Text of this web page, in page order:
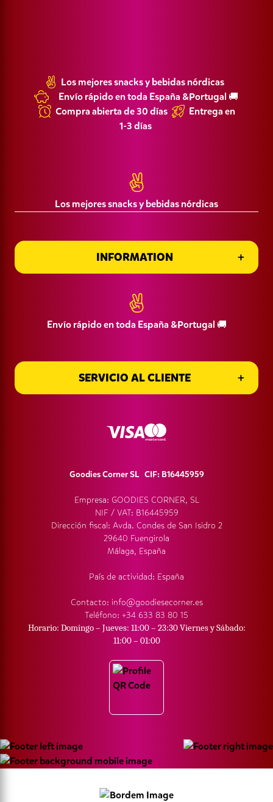
Los mejores snacks y bebidas nórdicas
Envío rápido en toda España &Portugal 🚚
Compra abierta de 30 días
Entrega en
1-3 días
Los mejores snacks y bebidas nórdicas
INFORMATION
CIF: B16445959 Namn: Goodies Corner SL
Términos y Condiciones de Compra
Envío rápido en toda España &Portugal 🚚
SERVICIO AL CLIENTE
Goodies Corner SL CIF: B16445959
Empresa: GOODIES CORNER, SL
NIF / VAT: B16445959
Dirección fiscal: Avda. Condes de San Isidro 2
29640 Fuengirola
Málaga, España
País de actividad: España
Contacto: info@goodiesecorner.es
Teléfono: +34 633 83 80 15
Horario: Domingo – Jueves: 11:00 – 23:30 Viernes y Sábado:
11:00 – 01:00